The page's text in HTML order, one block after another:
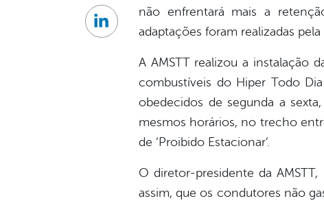
não enfrentará mais a
adaptações foram realizadas
A AMSTT realizou a instalação
combustíveis do Hiper Todo
obedecidos de segunda a
mesmos horários, no trecho
de ‘Proibido Estacionar’.
O diretor-presidente da
assim, que os condutores não
Linkedin